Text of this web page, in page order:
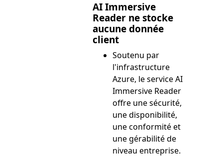
AI Immersive
Reader ne stocke
aucune donnée
client
Soutenu par
l'infrastructure
Azure, le service AI
Immersive Reader
offre une sécurité,
une disponibilité,
une conformité et
une gérabilité de
niveau entreprise.